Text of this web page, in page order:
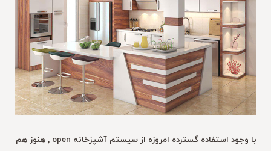
با وجود استفاده گسترده امروزه از سیستم آشپزخانه open , هنوز هم